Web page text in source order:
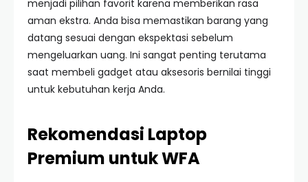
menjadi pilihan favorit karena memberikan rasa
aman ekstra. Anda bisa memastikan barang yang
datang sesuai dengan ekspektasi sebelum
mengeluarkan uang. Ini sangat penting terutama
saat membeli gadget atau aksesoris bernilai tinggi
untuk kebutuhan kerja Anda.
Rekomendasi Laptop
Premium untuk WFA